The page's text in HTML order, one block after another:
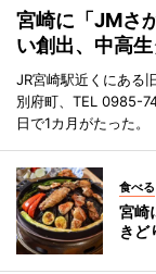
宮崎に「JMさ
い創出、中高
JR宮崎駅近くにある
別府町、TEL 0985-
日で1カ月がたった。
食べる
宮崎
きど